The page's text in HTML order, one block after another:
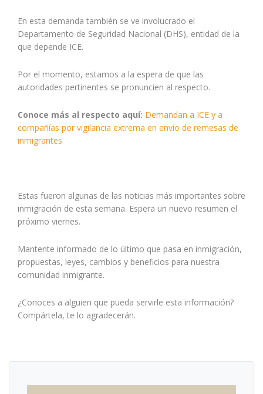
En esta demanda también se ve involucrado el
Departamento de Seguridad Nacional (DHS), entidad de la
que depende ICE.
Por el momento, estamos a la espera de que las
autoridades pertinentes se pronuncien al respecto.
Conoce más al respecto aquí: Demandan a ICE y a
compañías por vigilancia extrema en envío de remesas de
inmigrantes
Estas fueron algunas de las noticias más importantes sobre
inmigración de esta semana. Espera un nuevo resumen el
próximo viernes.
Mantente informado de lo último que pasa en inmigración,
propuestas, leyes, cambios y beneficios para nuestra
comunidad inmigrante.
¿Conoces a alguien que pueda servirle esta información?
Compártela, te lo agradecerán.